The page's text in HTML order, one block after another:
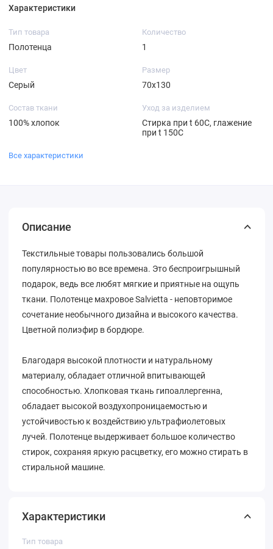
Характеристики
Тип товара
Полотенца
Количество
1
Цвет
Серый
Размер
70х130
Состав ткани
100% хлопок
Уход за изделием
Стирка при t 60С, глажение
при t 150C
Все характеристики
Описание
Текстильные товары пользовались большой
популярностью во все времена. Это беспроигрышный
подарок, ведь все любят мягкие и приятные на ощупь
ткани. Полотенце махровое Salvietta - неповторимое
сочетание необычного дизайна и высокого качества.
Цветной полиэфир в бордюре.
Благодаря высокой плотности и натуральному
материалу, обладает отличной впитывающей
способностью. Хлопковая ткань гипоаллергенна,
обладает высокой воздухопроницаемостью и
устойчивостью к воздействию ультрафиолетовых
лучей. Полотенце выдерживает большое количество
стирок, сохраняя яркую расцветку, его можно стирать в
стиральной машине.
Характеристики
Тип товара